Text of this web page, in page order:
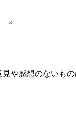
や感想のないもの